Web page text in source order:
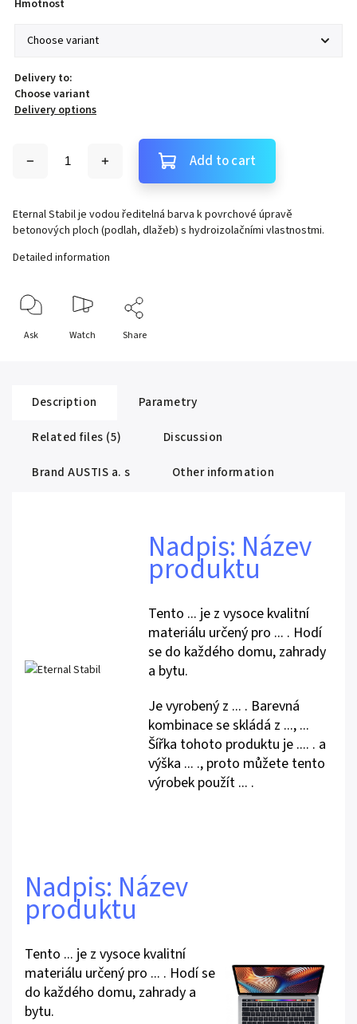
Hmotnost
Delivery to:
Choose variant
Delivery options
Add to cart
Eternal Stabil je vodou ředitelná barva k povrchové úpravě
betonových ploch (podlah, dlažeb) s hydroizolačními vlastnostmi.
Detailed information
Ask Watch Share
Description
Parametry
Related files (5)
Discussion
Brand AUSTIS a. s Other information
Nadpis: Název
produktu
Tento ... je z vysoce kvalitní
materiálu určený pro ... . Hodí
se do každého domu, zahrady
a bytu.
Je vyrobený z ... . Barevná
kombinace se skládá z ..., ...
Šířka tohoto produktu je .... . a
výška ... ., proto můžete tento
výrobek použít ... .
Nadpis: Název
produktu
Tento ... je z vysoce kvalitní
materiálu určený pro ... . Hodí se
do každého domu, zahrady a
bytu.